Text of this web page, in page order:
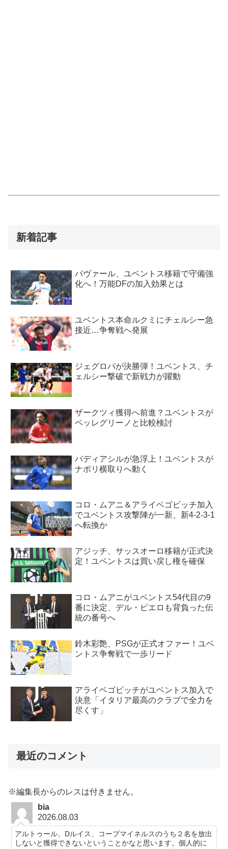
新着記事
パヴァール、ユベントス移籍で守備強
化へ！万能DFの加入効果とは
ユベントス本命ルクミにチェルシー急
接近…争奪戦へ発展
ジェグロバが決勝弾！ユベントス、チ
ェルシー撃破で新戦力が躍動
ザークツィ獲得へ前進？ユベントスが
ペッレグリーノと比較検討
バディアシルが急浮上！ユベントスが
ナポリ横取りへ動く
コロ・ムアニ＆アライベゴビッチ加入
でユベントス攻撃陣が一新、新4-2-3-1
へ転換か
アジッチ、サッスオーロ移籍が正式決
定！ユベントスは買い戻し権を確保
コロ・ムアニがユベントス54代目の9
番に決定、デル・ピエロも背負った伝
統の番号へ
鈴木彩艶、PSGが正式オファー！ユベ
ントス争奪戦で一歩リード
アライベゴビッチがユベントス加入で
決意「イタリア最高のクラブで全力を
尽くす」
最近のコメント
※編集長からのレスは付きません。
bia
2026.08.03
アルトゥール、Dルイス、コープマイネルスのうち２名を放出
しないと獲得できないということかなと思います。個人的に